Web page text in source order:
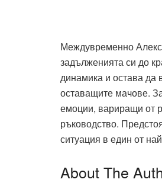
Междувременно
задълженията си до
динамика и остава да
оставащите мачове.
емоции, вариращи от
ръководство.
ситуация в един от
About The